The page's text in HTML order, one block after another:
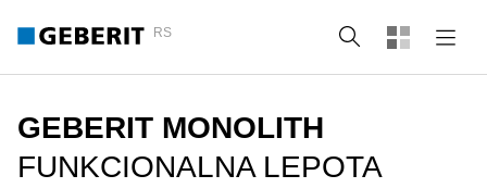
RS Pretraga
GEBERIT MONOLITH
FUNKCIONALNA LEPOTA